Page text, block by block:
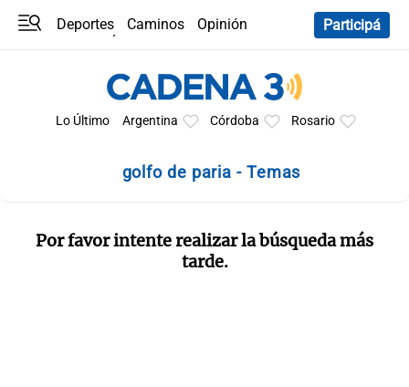
Deportes Caminos
Opinión
Participá
Lo Último Argentina Córdoba Rosario
golfo de paria - Temas
Por favor intente realizar la búsqueda más
tarde.